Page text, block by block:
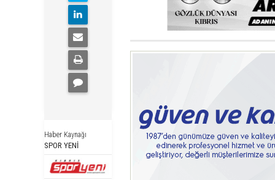
Haber Kaynağı
SPOR YENİ